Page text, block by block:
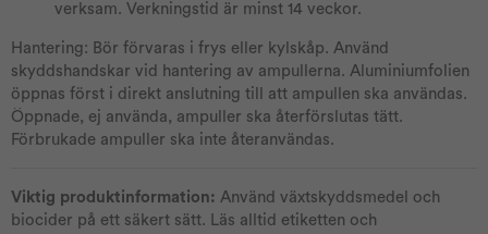
verksam. Verkningstid är minst 14 veckor.
Hantering: Bör förvaras i frys eller kylskåp. Använd
skyddshandskar vid hantering av ampullerna. Aluminiumfolien
öppnas först i direkt anslutning till att ampullen ska användas.
Öppnade, ej använda, ampuller ska återförslutas tätt.
Förbrukade ampuller ska inte återanvändas.
Viktig produktinformation: Använd växtskyddsmedel och
biocider på ett säkert sätt. Läs alltid etiketten och